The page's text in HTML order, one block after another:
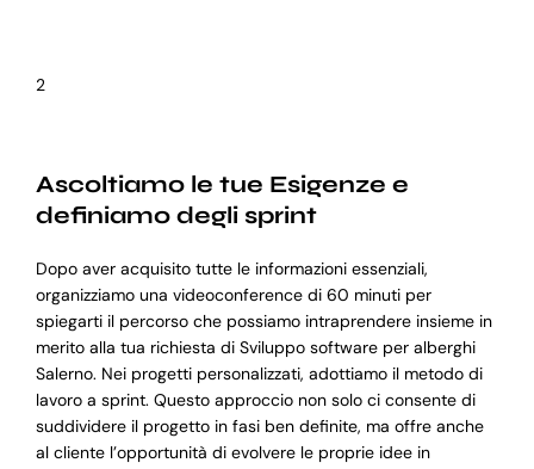
2
Ascoltiamo le tue Esigenze e
definiamo degli sprint
Dopo aver acquisito tutte le informazioni essenziali,
organizziamo una videoconference di 60 minuti per
spiegarti il percorso che possiamo intraprendere insieme in
merito alla tua richiesta di Sviluppo software per alberghi
Salerno. Nei progetti personalizzati, adottiamo il metodo di
lavoro a sprint. Questo approccio non solo ci consente di
suddividere il progetto in fasi ben definite, ma offre anche
al cliente l’opportunità di evolvere le proprie idee in